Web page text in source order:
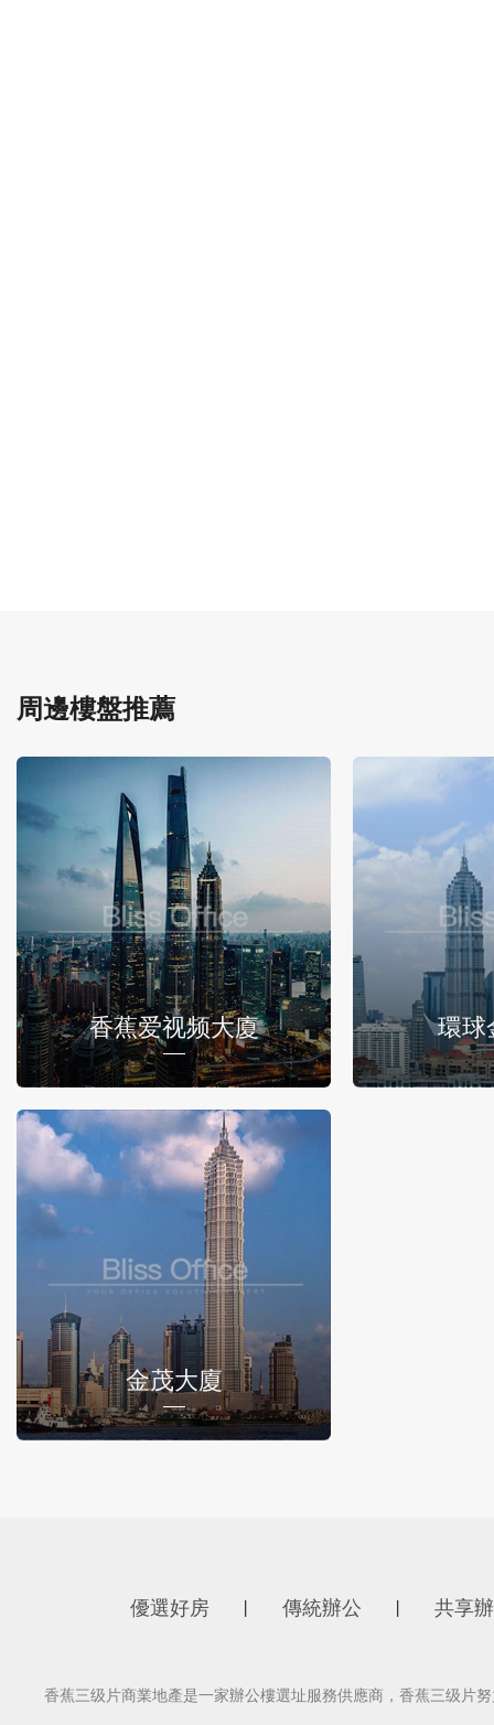
周邊樓盤推薦
香蕉爱视频大廈 環球
金茂大廈
優選好房 傳統辦公 共享
香蕉三级片商業地產是一家辦公樓選址服務供應商，香蕉三级片